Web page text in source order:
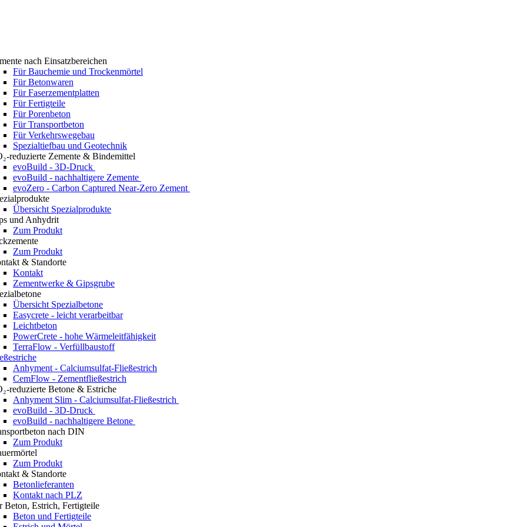
nach Einsatzbereichen
Für Bauchemie und Trockenmörtel
Für Betonwaren
Für Faserzementplatten
Für Fertigteile
Für Porenbeton
Für Transportbeton
Für Verkehrswegebau
Spezialtiefbau und Geotechnik
reduzierte Zemente & Bindemittel
evoBuild - 3D-Druck
evoBuild - nachhaltigere Zemente
evoZero - Carbon Captured Near-Zero Zement
Übersicht Spezialprodukte
und Anhydrit
Zum Produkt
Zum Produkt
& Standorte
Kontakt
Zementwerke & Gipsgrube
Übersicht Spezialbetone
Easycrete - leicht verarbeitbar
Leichtbeton
PowerCrete - hohe Wärmeleitfähigkeit
TerraFlow - Verfüllbaustoff
Anhyment - Calciumsulfat-Fließestrich
CemFlow - Zementfließestrich
reduzierte Betone & Estriche
Anhyment Slim - Calciumsulfat-Fließestrich
evoBuild - 3D-Druck
evoBuild - nachhaltigere Betone
nach DIN
Zum Produkt
Zum Produkt
& Standorte
Betonlieferanten
Kontakt nach PLZ
Beton, Estrich, Fertigteile
Beton und Fertigteile